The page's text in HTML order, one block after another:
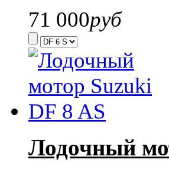
71 000руб
Лодочный